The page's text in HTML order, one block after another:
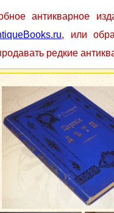
антикварное
, или
редкие